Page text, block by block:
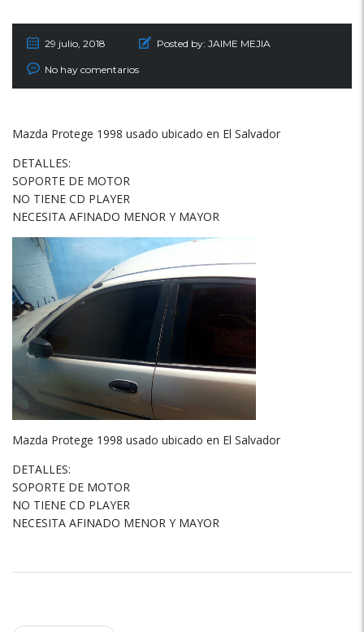
29 julio, 2018 Posted by: JAIME MEJIA
No hay comentarios
Mazda Protege 1998 usado ubicado en El Salvador
DETALLES:
SOPORTE DE MOTOR
NO TIENE CD PLAYER
NECESITA AFINADO MENOR Y MAYOR
Mazda Protege 1998 usado ubicado en El Salvador
DETALLES:
SOPORTE DE MOTOR
NO TIENE CD PLAYER
NECESITA AFINADO MENOR Y MAYOR